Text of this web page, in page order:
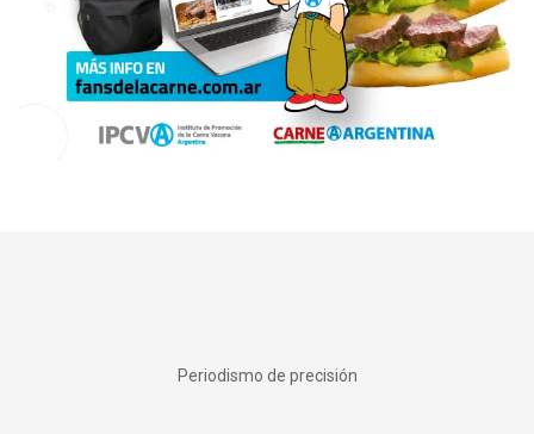
Periodismo de precisión